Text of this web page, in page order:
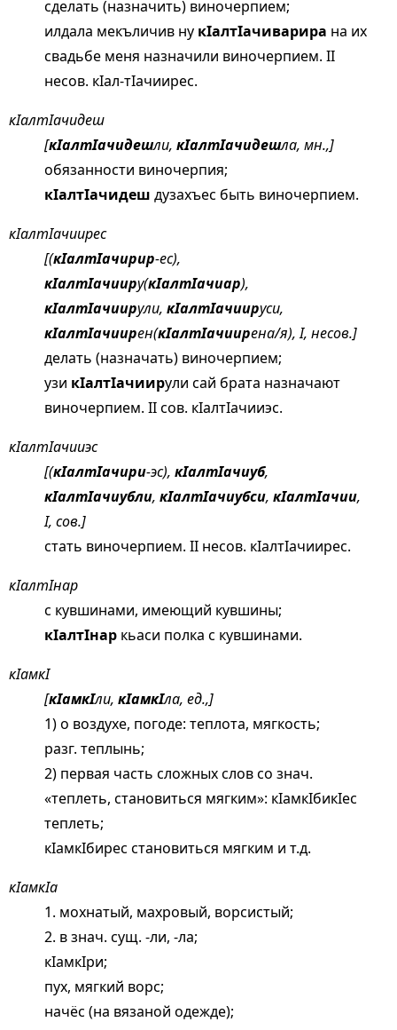
сделать (назначить) виночерпием;
илдала мекъличив ну кIалтIачиварира на их
свадьбе меня назначили виночерпием. II
несов. кIал-тIачиирес.
кIалтIачидеш
[кIалтIачидешли, кIалтIачидешла, мн.,]
обязанности виночерпия;
кIалтIачидеш дузахъес быть виночерпием.
кIалтIачиирес
[(кIалтIачирир-ес),
кIалтIачииру(кIалтIачиар),
кIалтIачиирули, кIалтIачиируси,
кIалтIачиирен(кIалтIачиирена/я), I, несов.]
делать (назначать) виночерпием;
узи кIалтIачиирули сай брата назначают
виночерпием. II сов. кIалтIачииэс.
кIалтIачииэс
[(кIалтIачири-эс), кIалтIачиуб,
кIалтIачиубли, кIалтIачиубси, кIалтIачии,
I, сов.]
стать виночерпием. II несов. кIалтIачиирес.
кIалтIнар
с кувшинами, имеющий кувшины;
кIалтIнар кьаси полка с кувшинами.
кIамкI
[кIамкIли, кIамкIла, ед.,]
1) о воздухе, погоде: теплота, мягкость;
разг. теплынь;
2) первая часть сложных слов со знач.
«теплеть, становиться мягким»: кIамкIбикIес
теплеть;
кIамкIбирес становиться мягким и т.д.
кIамкIа
1. мохнатый, махровый, ворсистый;
2. в знач. сущ. -ли, -ла;
кIамкIри;
пух, мягкий ворс;
начёс (на вязаной одежде);